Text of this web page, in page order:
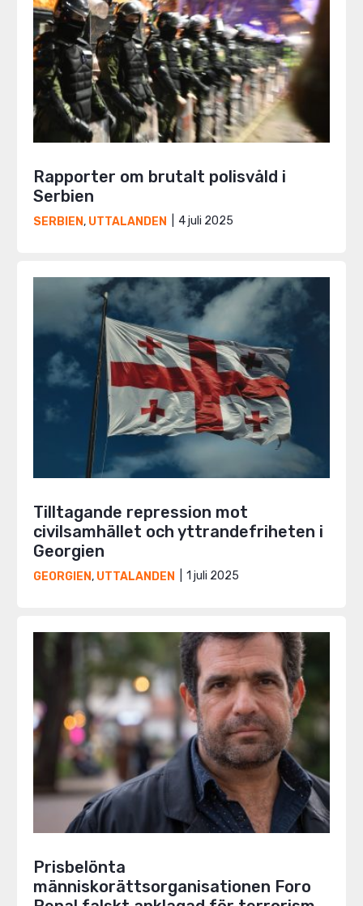
Rapporter om brutalt polisvåld i
Serbien
SERBIEN, UTTALANDEN 4 juli 2025
Tilltagande repression mot
civilsamhället och yttrandefriheten i
Georgien
GEORGIEN, UTTALANDEN 1 juli 2025
Prisbelönta
människorättsorganisationen Foro